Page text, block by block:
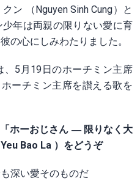
ン （Nguyen Sinh Cung）と
年は両親の限りない愛に育
の心にしみわたりました。
、5月19日のホーチミン主席
ーチミン主席を讃える歌を
ホーおじさん ― 限りなく大
Bao La ）をどうぞ
深い愛そのものだ